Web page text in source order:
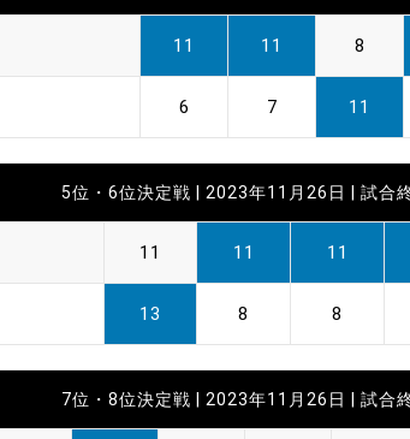
11 11 8
6 7 11
5位・6位決定戦 | 2023年11月26日 | 試合
11 11 11
13 8 8
7位・8位決定戦 | 2023年11月26日 | 試合